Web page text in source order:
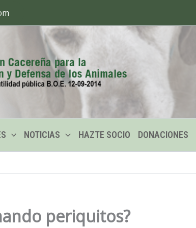
NOTICIAS HAZTE SOCIO DONACIONES
periquitos?